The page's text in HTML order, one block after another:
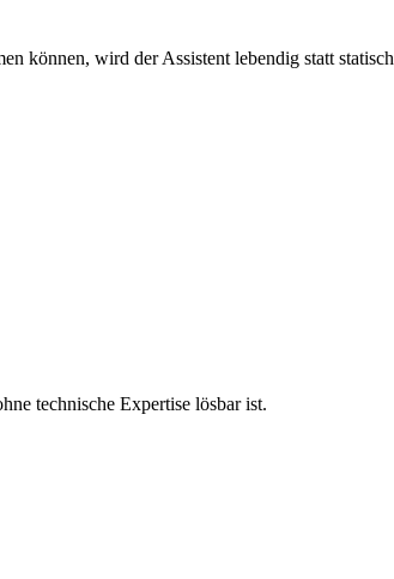
können, wird der Assistent lebendig statt
technische Expertise lösbar ist.